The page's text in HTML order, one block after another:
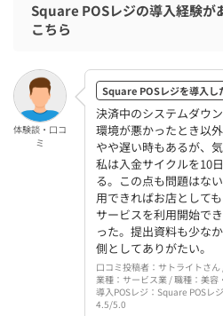
Square POSレジの導入経験が
こちら
体験談・口コ
ミ
Square POSレジを導入し
決済中のシステムダウ
環境が悪かったとき以
やや遅い時もあるが、
私は入金サイクルを10
る。この点も問題はな
用できればお店としても
サービスを利用開始で
った。提出資料も少な
側としてありがたい。
口コミ投稿者：サトライトさ
業種：サービス業 / 職種：美容
導入POSレジ：Square POSレ
4.5/5.0